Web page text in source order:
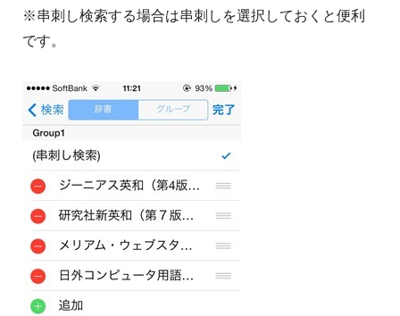
※串刺し検索する場合は串刺しを選択しておくと便利
です。